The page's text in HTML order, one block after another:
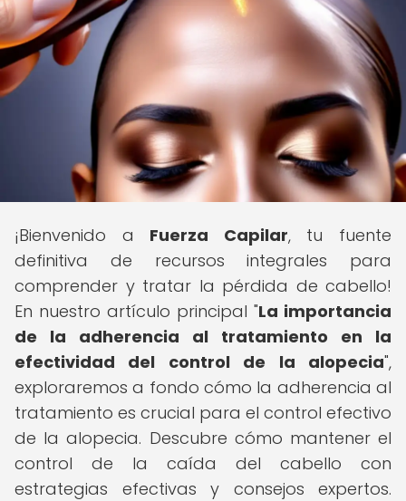
¡Bienvenido a Fuerza Capilar, tu fuente
definitiva de recursos integrales para
comprender y tratar la pérdida de cabello!
En nuestro artículo principal "La importancia
de la adherencia al tratamiento en la
efectividad del control de la alopecia",
exploraremos a fondo cómo la adherencia al
tratamiento es crucial para el control efectivo
de la alopecia. Descubre cómo mantener el
control de la caída del cabello con
estrategias efectivas y consejos expertos.